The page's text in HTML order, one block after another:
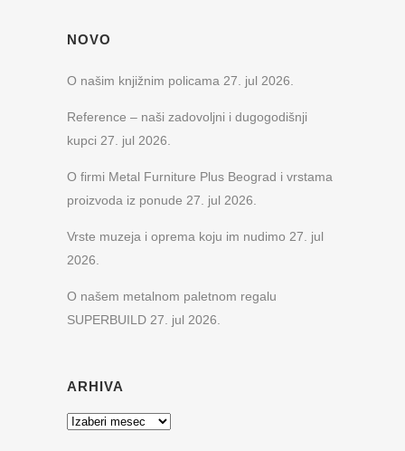
NOVO
O našim knjižnim policama 27. jul 2026.
Reference – naši zadovoljni i dugogodišnji
kupci 27. jul 2026.
O firmi Metal Furniture Plus Beograd i vrstama
proizvoda iz ponude 27. jul 2026.
Vrste muzeja i oprema koju im nudimo 27. jul
2026.
O našem metalnom paletnom regalu
SUPERBUILD 27. jul 2026.
ARHIVA
Arhiva